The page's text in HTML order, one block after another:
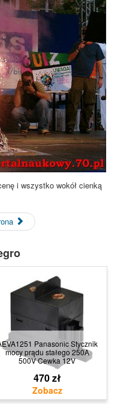
i wszystko wokół cienką
Panasonic Stycznik
mocy prądu stałego 250A
500V Cewka 12V
470 zł